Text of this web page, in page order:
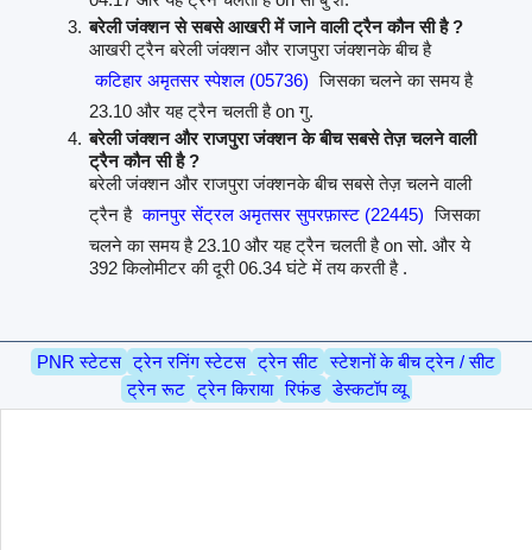
बरेली जंक्शन से सबसे आखरी में जाने वाली ट्रैन कौन सी है ?
आखरी ट्रैन बरेली जंक्शन और राजपुरा जंक्शनके बीच है
कटिहार अमृतसर स्पेशल (05736) जिसका चलने का समय है
23.10 और यह ट्रैन चलती है on गु.
बरेली जंक्शन और राजपुरा जंक्शन के बीच सबसे तेज़ चलने वाली
ट्रैन कौन सी है ?
बरेली जंक्शन और राजपुरा जंक्शनके बीच सबसे तेज़ चलने वाली
ट्रैन है कानपुर सेंट्रल अमृतसर सुपरफ़ास्ट (22445) जिसका
चलने का समय है 23.10 और यह ट्रैन चलती है on सो. और ये
392 किलोमीटर की दूरी 06.34 घंटे में तय करती है .
PNR स्टेटस ट्रेन रनिंग स्टेटस ट्रेन सीट स्टेशनों के बीच ट्रेन / सीट
ट्रेन रूट ट्रेन किराया रिफंड डेस्कटॉप व्यू